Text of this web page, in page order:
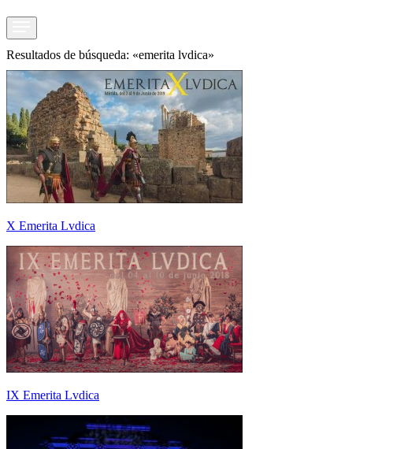
Resultados de búsqueda: «emerita lvdica»
X Emerita Lvdica
IX Emerita Lvdica